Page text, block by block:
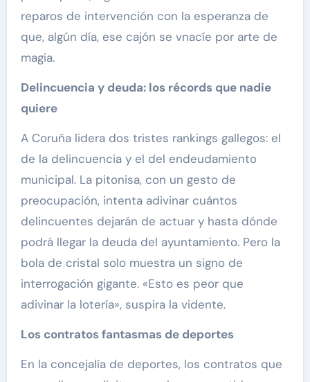
reparos de intervención con la esperanza de
que, algún día, ese cajón se vnacíe por arte de
magia.
Delincuencia y deuda: los récords que nadie
quiere
A Coruña lidera dos tristes rankings gallegos: el
de la delincuencia y el del endeudamiento
municipal. La pitonisa, con un gesto de
preocupación, intenta adivinar cuántos
delincuentes dejarán de actuar y hasta dónde
podrá llegar la deuda del ayuntamiento. Pero la
bola de cristal solo muestra un signo de
interrogación gigante. «Esto es peor que
adivinar la lotería», suspira la vidente.
Los contratos fantasmas de deportes
En la concejalía de deportes, los contratos que